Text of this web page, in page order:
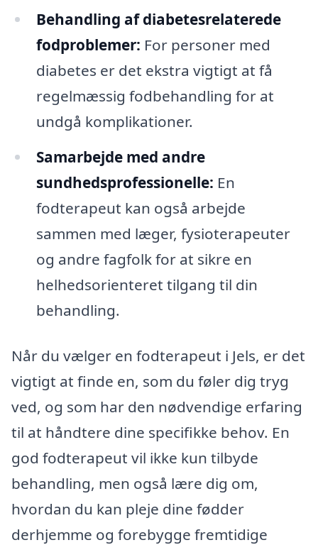
Behandling af diabetesrelaterede
fodproblemer: For personer med
diabetes er det ekstra vigtigt at få
regelmæssig fodbehandling for at
undgå komplikationer.
Samarbejde med andre
sundhedsprofessionelle: En
fodterapeut kan også arbejde
sammen med læger, fysioterapeuter
og andre fagfolk for at sikre en
helhedsorienteret tilgang til din
behandling.
Når du vælger en fodterapeut i Jels, er det
vigtigt at finde en, som du føler dig tryg
ved, og som har den nødvendige erfaring
til at håndtere dine specifikke behov. En
god fodterapeut vil ikke kun tilbyde
behandling, men også lære dig om,
hvordan du kan pleje dine fødder
derhjemme og forebygge fremtidige